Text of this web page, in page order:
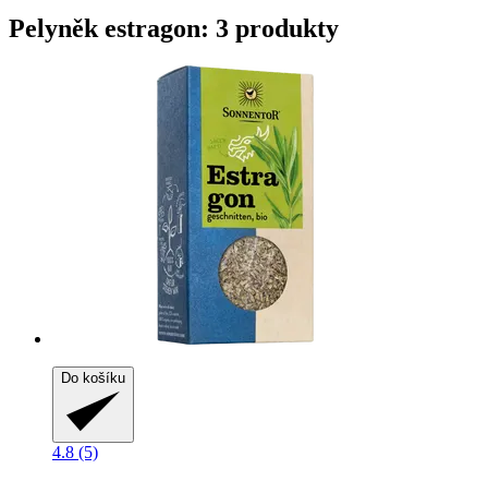
Pelyněk estragon: 3 produkty
Do košíku
4.8 (5)